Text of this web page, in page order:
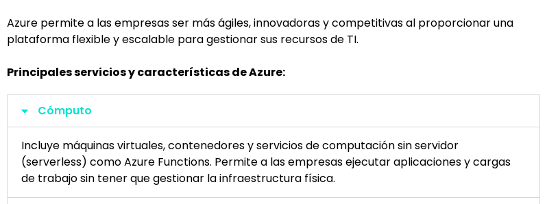
Azure permite a las empresas ser más ágiles, innovadoras y competitivas al proporcionar una
plataforma flexible y escalable para gestionar sus recursos de TI.
Principales servicios y características de Azure:
Cómputo
Incluye máquinas virtuales, contenedores y servicios de computación sin servidor
(serverless) comoAzure Functions. Permite a las empresas ejecutar aplicaciones y cargas
de trabajo sin tener que gestionar la infraestructura física.